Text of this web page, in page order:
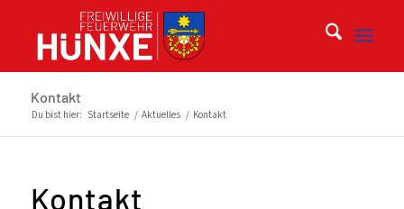
Kontakt
Du bist hier: Startseite / Aktuelles / Kontakt
Kontakt